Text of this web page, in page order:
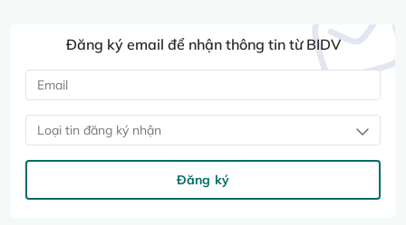
Đăng ký email để nhận thông tin từ BIDV
Loại tin đăng ký nhận
Đăng ký